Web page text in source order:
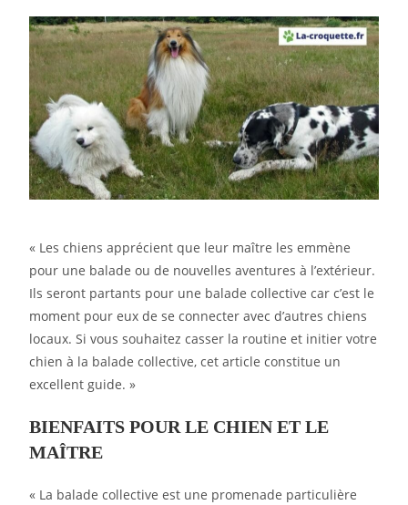
« Les chiens apprécient que leur maître les emmène
pour une balade ou de nouvelles aventures à l’extérieur.
Ils seront partants pour une balade collective car c’est le
moment pour eux de se connecter avec d’autres chiens
locaux. Si vous souhaitez casser la routine et initier votre
chien à la balade collective, cet article constitue un
excellent guide. »
BIENFAITS POUR LE CHIEN ET LE
MAÎTRE
« La balade collective est une promenade particulière